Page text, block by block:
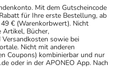
Mit dem Gutscheincode
für Ihre erste Bestellung, ab
€ (Warenkorbwert). Nicht
Bücher,
sowie bei
Nicht mit anderen
Coupons) kombinierbar und nur
oder in der APONEO App. Nach